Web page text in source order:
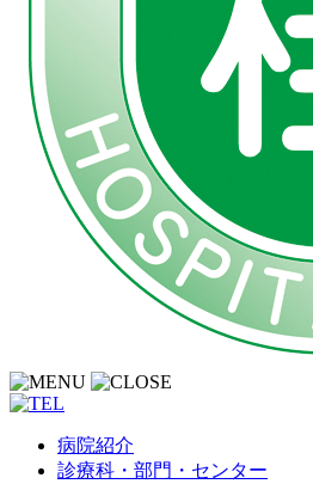
病院紹介
診療科・部門・センター